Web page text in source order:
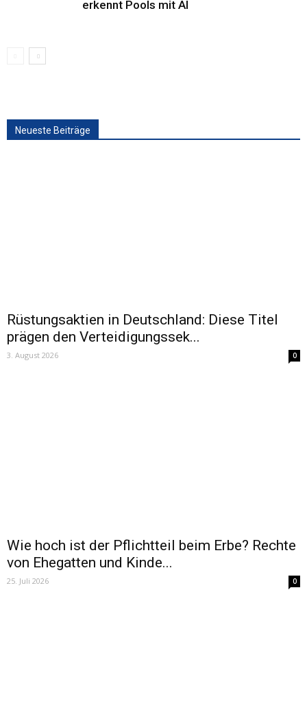
erkennt Pools mit AI
Neueste Beiträge
Rüstungsaktien in Deutschland: Diese Titel
prägen den Verteidigungssek...
3. August 2026 0
Wie hoch ist der Pflichtteil beim Erbe? Rechte
von Ehegatten und Kinde...
25. Juli 2026 0